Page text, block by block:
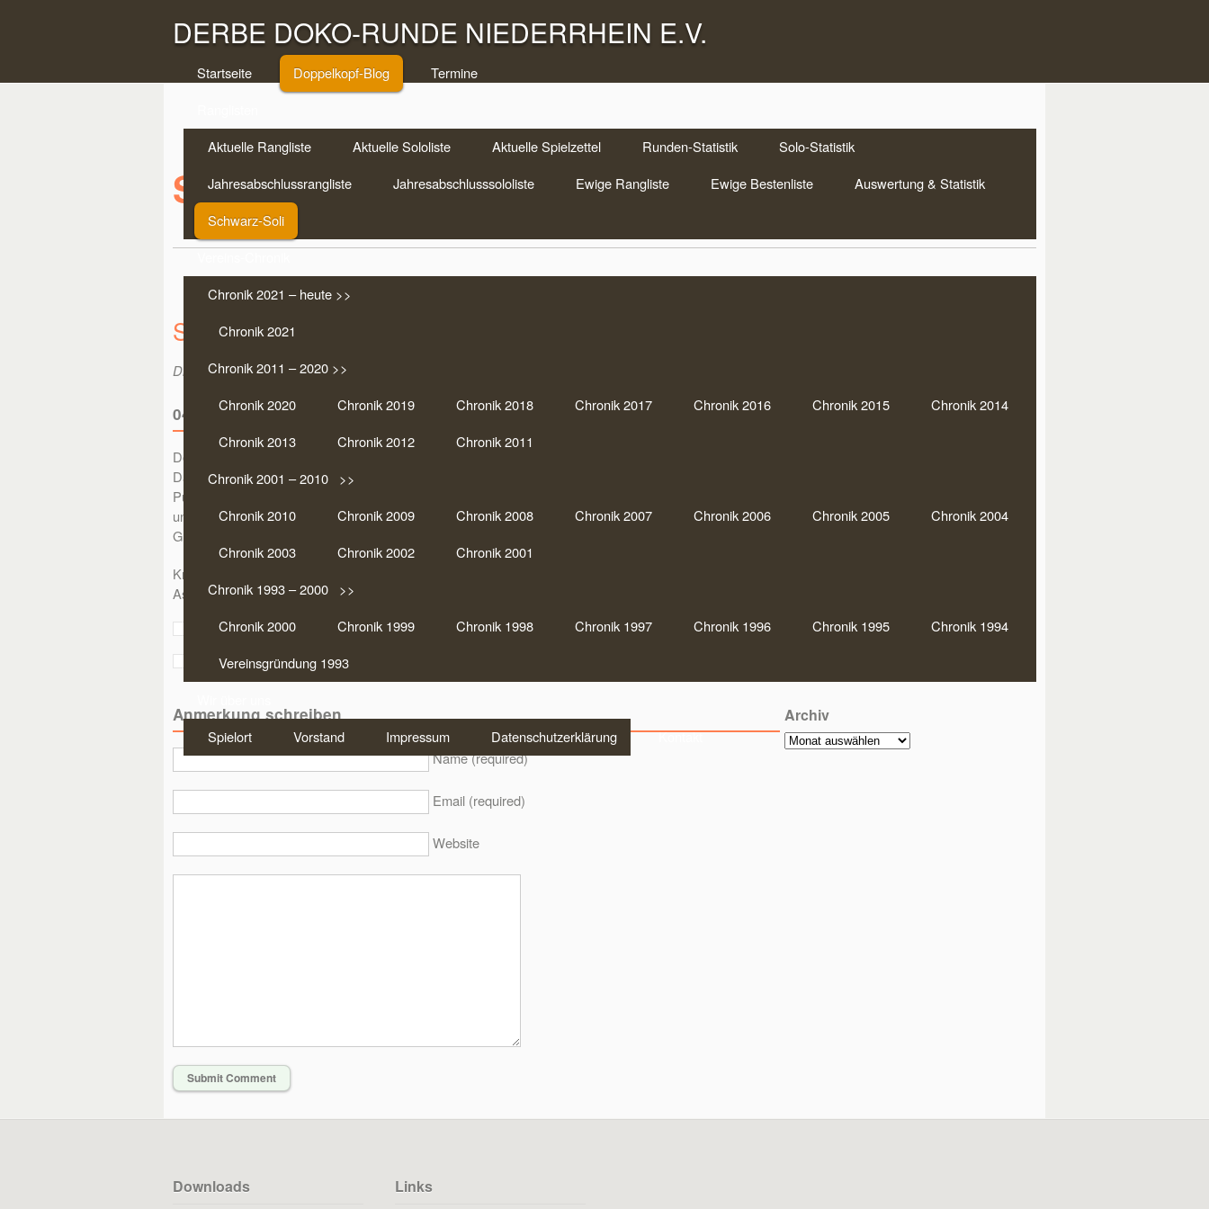
DERBE DOKO-RUNDE NIEDERRHEIN E.V.
Startseite Doppelkopf-Blog
Termine
Aktuelle Rangliste
Aktuelle Sololiste Aktuelle Spielzettel Runden-Statistik
Solo-Statistik
Jahresabschlussrangliste
Jahresabschlusssololiste Ewige Rangliste Ewige Bestenliste
Auswertung & Statistik
Schwarz-Soli
Chronik 2021 – heute >>
Chronik 2021
Chronik 2011 – 2020 >>
Chronik 2020
Chronik 2019 Chronik 2018 Chronik 2017 Chronik 2016 Chronik 2015
Chronik 2014
Chronik 2013
Chronik 2012
Chronik 2011
Chronik 2001 – 2010 >>
Chronik 2010
Chronik 2009 Chronik 2008 Chronik 2007 Chronik 2006 Chronik 2005
Chronik 2004
Chronik 2003
Chronik 2002
Chronik 2001
Chronik 1993 – 2000 >>
Chronik 2000
Chronik 1999 Chronik 1998 Chronik 1997 Chronik 1996 Chronik 1995
Chronik 1994
Vereinsgründung 1993
Spielort
Vorstand Impressum Datenschutzerklärung Kontakt
Schwarz-Soli
Schwarz-Solo Nr. 10 – Damen-Solo
Dirk Hörnemannon Nov. 4, 2008 |
04.11.2008 Schwarz-Solo Nr. 10 – Damen-Solo & 100er-Runde Nr. 5
Dorothee Benninghoff spielt nicht nur die meisten Soli, jetzt hat Sie auch einen “Schwarzen” geschafft.
Damit nicht genug! In der gleichen Runde (Runde 3) spielte Sie die fünfte Vereinsrunde mit mehr als 100
Punkten. Neben Arne Kolkmann (+104/2004), Markus Scholten (+103/1996), Frank Bruns (+103/2003)
und Hermann Baaken (+101/2002) gehört Dorothee damit dem “100er-Club” an. Herzlichen
Glückwunsch. Folgenden Karten sicherten +33-Solopunkte:
Kreuz Dame, Pik Dame, Pik Dame, Herz Dame, Herz Dame, Karo Dame, Karo Dame, Herz Ass, Herz
Ass, Herz Zehn, Herz Bube, Herz Neun
Anmerkung schreiben
Name (required)
Email (required)
Website
Archiv
Archiv
Downloads Links